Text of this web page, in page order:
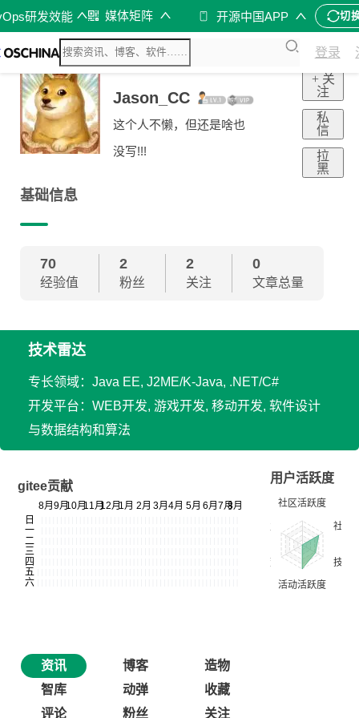
研发效能 媒体矩阵 开源中国APP 切
登录
Jason_CC
这个人不懒，但还是啥也
没写!!!
+ 关
注
私
信
拉
黑
基础信息
70
经验值
2
粉丝
2
关注
0
文章总量
技术雷达
专长领域：Java EE, J2ME/K-Java, .NET/C#
开发平台：WEB开发, 游戏开发, 移动开发, 软件设计
与数据结构和算法
gitee贡献
用户活跃度
资讯 博客
造物
智库
动弹
收藏
评论
粉丝 关注